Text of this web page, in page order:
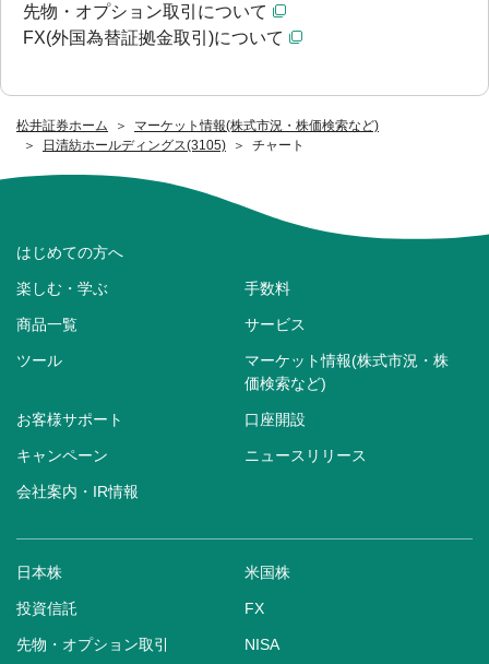
松井証券ホーム
マーケット情報(株式市況・株価検索など)
日清紡ホールディングス(3105)
チャート
先物・オプション取引について
FX(外国為替証拠金取引)について
はじめての方へ
楽しむ・学ぶ 手数料
商品一覧 サービス
ツール
マーケット情報(株式市況・株
価検索など)
お客様サポート 口座開設
キャンペーン ニュースリリース
会社案内・IR情報
日本株 米国株
投資信託 FX
先物・オプション取引 NISA